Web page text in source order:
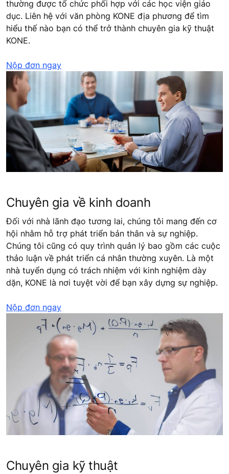
thường được tổ chức phối hợp với các học viện giáo
dục. Liên hệ với văn phòng KONE địa phương để tìm
hiểu thế nào bạn có thể trở thành chuyên gia kỹ thuật
KONE.
Nộp đơn ngay
Chuyên gia về kinh doanh
Đối với nhà lãnh đạo tương lai, chúng tôi mang đến cơ
hội nhằm hỗ trợ phát triển bản thân và sự nghiệp.
Chúng tôi cũng có quy trình quản lý bao gồm các cuộc
thảo luận về phát triển cá nhân thường xuyên. Là một
nhà tuyển dụng có trách nhiệm với kinh nghiệm dày
dặn, KONE là nơi tuyệt vời để bạn xây dựng sự nghiệp.
Nộp đơn ngay
Chuyên gia kỹ thuật